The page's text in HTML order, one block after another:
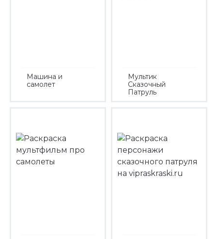
Машина и
самолет
Мультик
Сказочный
Патруль